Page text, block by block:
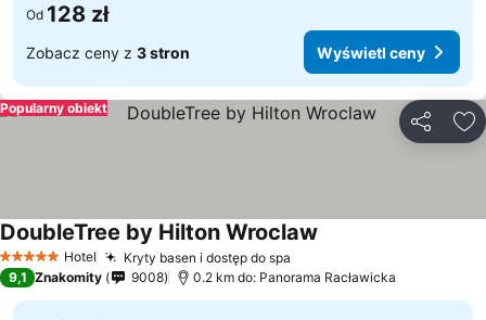
Od 128 zł
Zobacz ceny z 3 stron Wyświetl ceny
Popularny obiekt
5 KategoriaHotel Kryty basen i dostęp do spa
DoubleTree by Hilton Wroclaw
9,1 Znakomity 9008 0.2 km do: Panorama Racławicka